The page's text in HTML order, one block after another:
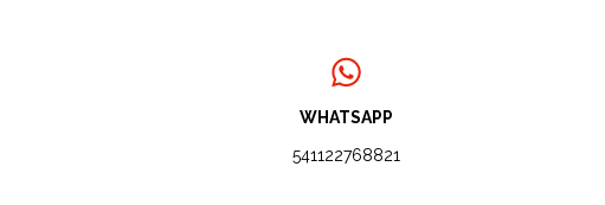
WHATSAPP
541122768821